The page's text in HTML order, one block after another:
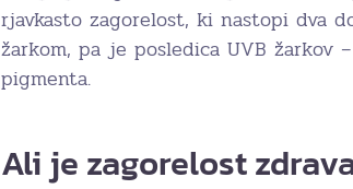
rjavkasto zagorelost, ki nastopi dva
žarkom, pa je posledica UVB žarkov
pigmenta.
Ali je zagorelost